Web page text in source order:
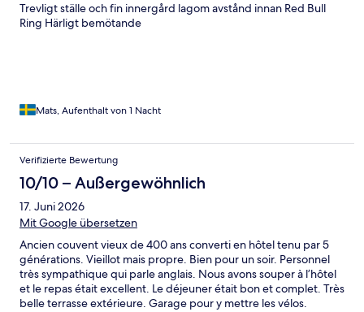
Trevligt ställe och fin innergård lagom avstånd innan Red Bull
Ring Härligt bemötande
Mats, Aufenthalt von 1 Nacht
Verifizierte Bewertung
10/10 – Außergewöhnlich
17. Juni 2026
Mit Google übersetzen
Ancien couvent vieux de 400 ans converti en hôtel tenu par 5
générations. Vieillot mais propre. Bien pour un soir. Personnel
très sympathique qui parle anglais. Nous avons souper à l’hôtel
et le repas était excellent. Le déjeuner était bon et complet. Très
belle terrasse extérieure. Garage pour y mettre les vélos.